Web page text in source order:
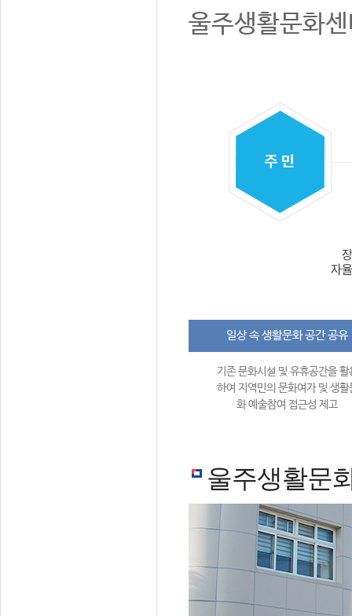
울주생활문화
일상 속 생활문화 공간 공유
기존 문화시설 및 유휴공간을 활
하여 지역민의 문화여가 및 생활
화 예술참여 접근성 제고
울주생활문